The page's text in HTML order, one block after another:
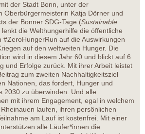
der Stadt Bonn, unter der
Oberbürgermeisterin Katja Dörner und
der Bonner SDG-Tage (Sustainable
lenkt die Welthungerhilfe die öffentliche
#ZeroHungerRun auf die Auswirkungen
auf den weltweiten Hunger. Die
wird in diesem Jahr 60 und blickt auf 6
und Erfolge zurück. Mit ihrer Arbeit leistet
zum zweiten Nachhaltigkeitsziel
Nationen, das fordert, Hunger und
2030 zu überwinden. Und alle
mit ihrem Engagement, egal in welchem
laufen, ihren persönlichen
am Lauf ist kostenfrei. Mit einer
alle Läufer*innen die